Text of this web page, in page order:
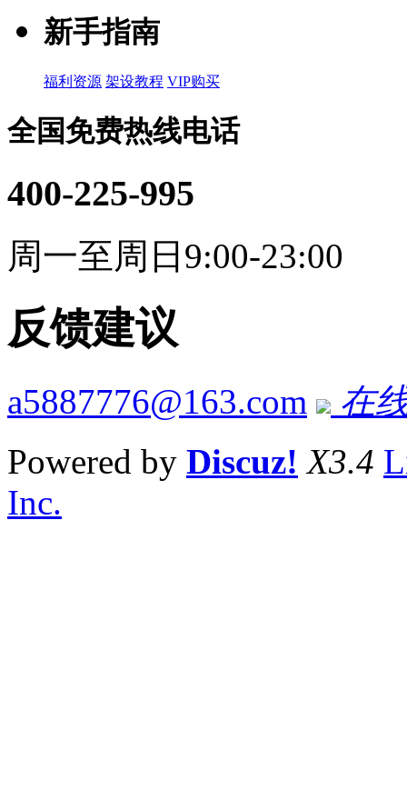
新手指南
福利资源 架设教程 VIP购买
全国免费热线电话
400-225-995
周一至周日9:00-23:00
反馈建议
a5887776@163.com
在
Powered by Discuz! X3.4
Inc.